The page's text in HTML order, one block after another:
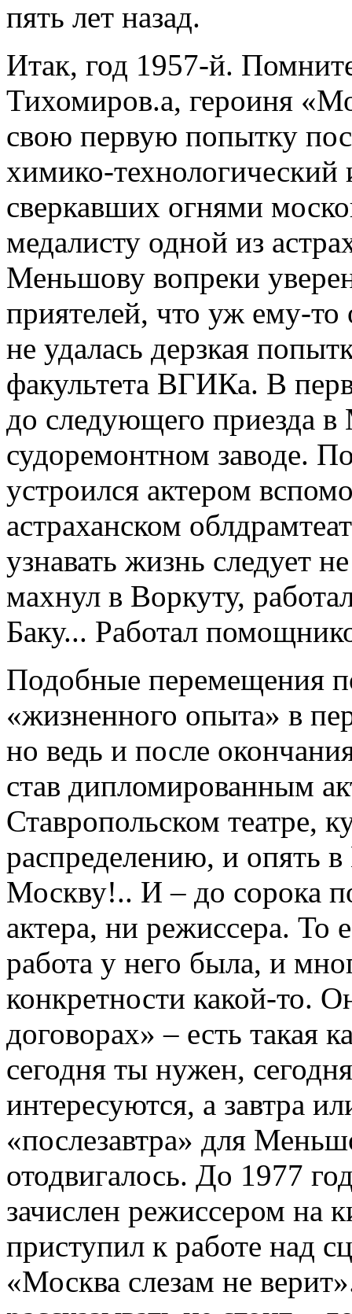
пять лет назад.
Итак, год 1957-й.
Тихомиров.а, героиня
свою первую попытку
химико-
сверкавших огнями
медалисту одной из
Меньшову вопреки
приятелей, что уж ему-
не удалась дерзкая
факультета ВГИКа. В
до следующего приезда в
судоремонтном заводе.
устроился актером
астраханском
узнавать жизнь следует
махнул в Воркуту,
Баку... Работал
Подобные перемещения
«жизненного опыта» в
но ведь и после
став дипломированным
Ставропольском театре,
распределению, и опять
Москву!.. И – до сорока
актера, ни режиссера. То
работа у него была, и
конкретности какой-то.
договорах» – есть такая
сегодня ты нужен,
интересуются, а завтра
«послезавтра» для
отодвигалось. До 1977
зачислен режиссером
приступил к работе над
«Москва слезам не